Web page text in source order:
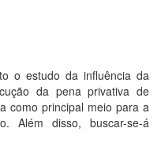
o estudo da influência da
da pena privativa de
como principal meio para a
Além disso, buscar-se-á